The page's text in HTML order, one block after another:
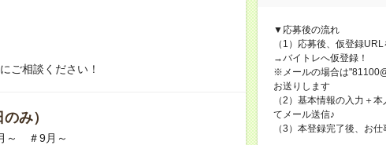
ご相談ください！
み）
～ ＃9月～
▼応募後の流れ
（1）応募後、仮登録
→バイトレへ仮登録！
※メールの場合は
お送りします
（2）基本情報の入力＋
てメール送信♪
（3）本登録完了後、お